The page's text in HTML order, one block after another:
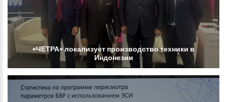
«ЧЕТРА»локализует производствотехники в
Индонезии